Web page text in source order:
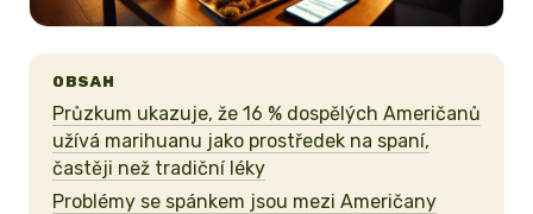
OBSAH
Průzkum ukazuje, že 16 % dospělých Američanů
užívá marihuanu jako prostředek na spaní,
častěji než tradiční léky
Problémy se spánkem jsou mezi Američany